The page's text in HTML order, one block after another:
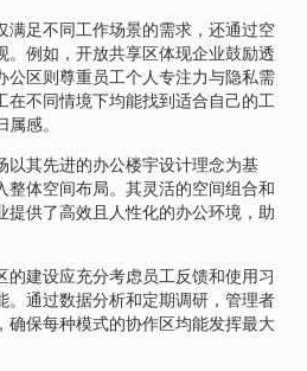
满足不同工作场景的需求，还通过空
。例如，开放共享区体现企业鼓励透
公区则尊重员工个人专注力与隐私需
在不同情境下均能找到适合自己的工
感。
以其先进的办公楼宇设计理念为基
整体空间布局。其灵活的空间组合和
提供了高效且人性化的办公环境，助
的建设应充分考虑员工反馈和使用习
。通过数据分析和定期调研，管理者
确保每种模式的协作区均能发挥最大